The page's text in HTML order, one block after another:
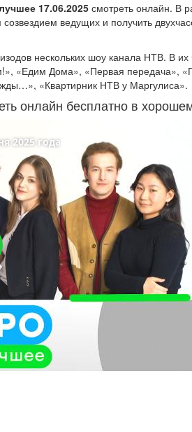
17.06.2025 смотреть онлайн. В
ведущих и получить
нескольких шоу канала НТВ. В
«Едим Дома», «Первая передача»,
«Квартирник НТВ у Маргулиса».
онлайн бесплатно в